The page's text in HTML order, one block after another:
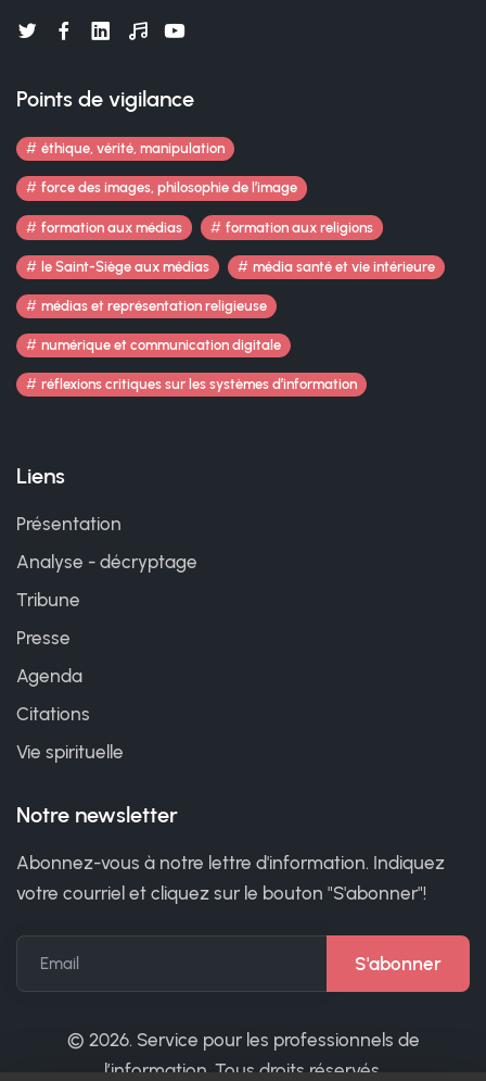
Points de vigilance
éthique, vérité, manipulation
force des images, philosophie de l’image
formation aux médias formation aux religions
le Saint-Siège aux médias média santé et vie intérieure
médias et représentation religieuse
numérique et communication digitale
réflexions critiques sur les systèmes d’information
Liens
Présentation
Analyse - décryptage
Tribune
Presse
Agenda
Citations
Vie spirituelle
Notre newsletter
Abonnez-vous à notre lettre d'information. Indiquez
votre courriel et cliquez sur le bouton "S'abonner"!
Email
© 2026. Service pour les professionnels de
l’information. Tous droits réservés.